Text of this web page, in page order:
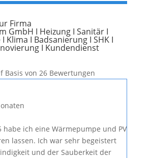
Firma
GmbH I Heizung I Sanitär I
Klima I Badsanierung I SHK I
I Kundendienst
Basis von 26 Bewertungen
habe ich eine Wärmepumpe und PV
lassen. Ich war sehr begeistert
und der Sauberkeit der